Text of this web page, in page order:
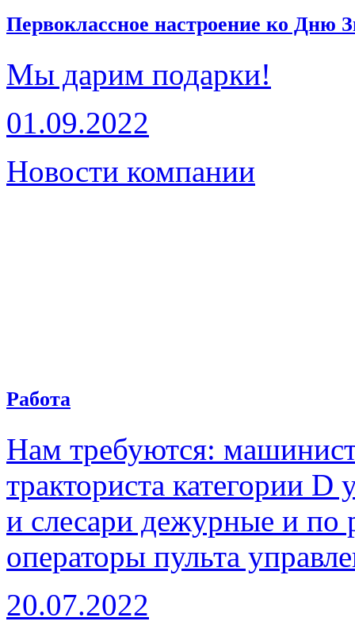
Первоклассное настроение ко Дню
Мы дарим подарки!
01.09.2022
Новости компании
Работа
Нам требуются:
тракториста категории D
и слесари дежурные и по
операторы пульта
20.07.2022